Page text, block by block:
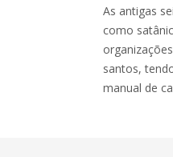
As antigas
como
santos,
manual de